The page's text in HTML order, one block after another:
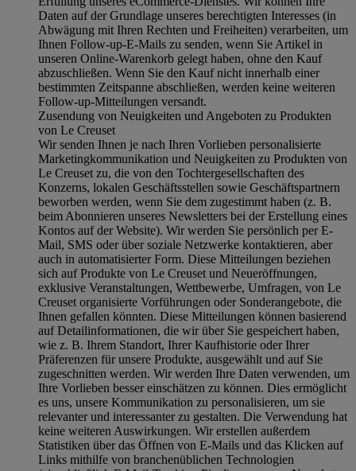
Daten auf der Grundlage unseres berechtigten Interesses (in
Abwägung mit Ihren Rechten und Freiheiten) verarbeiten, um
Ihnen Follow-up-E-Mails zu senden, wenn Sie Artikel in
unseren Online-Warenkorb gelegt haben, ohne den Kauf
abzuschließen. Wenn Sie den Kauf nicht innerhalb einer
bestimmten Zeitspanne abschließen, werden keine weiteren
Follow-up-Mitteilungen versandt.
Zusendung von Neuigkeiten und Angeboten zu Produkten
von Le Creuset
Wir senden Ihnen je nach Ihren Vorlieben personalisierte
Marketingkommunikation und Neuigkeiten zu Produkten von
Le Creuset zu, die von den Tochtergesellschaften des
Konzerns, lokalen Geschäftsstellen sowie Geschäftspartnern
beworben werden, wenn Sie dem zugestimmt haben (z. B.
beim Abonnieren unseres Newsletters bei der Erstellung eines
Kontos auf der Website). Wir werden Sie persönlich per E-
Mail, SMS oder über soziale Netzwerke kontaktieren, aber
auch in automatisierter Form. Diese Mitteilungen beziehen
sich auf Produkte von Le Creuset und Neueröffnungen,
exklusive Veranstaltungen, Wettbewerbe, Umfragen, von Le
Creuset organisierte Vorführungen oder Sonderangebote, die
Ihnen gefallen könnten. Diese Mitteilungen können basierend
auf Detailinformationen, die wir über Sie gespeichert haben,
wie z. B. Ihrem Standort, Ihrer Kaufhistorie oder Ihrer
Präferenzen für unsere Produkte, ausgewählt und auf Sie
zugeschnitten werden. Wir werden Ihre Daten verwenden, um
Ihre Vorlieben besser einschätzen zu können. Dies ermöglicht
es uns, unsere Kommunikation zu personalisieren, um sie
relevanter und interessanter zu gestalten. Die Verwendung hat
keine weiteren Auswirkungen. Wir erstellen außerdem
Statistiken über das Öffnen von E-Mails und das Klicken auf
Links mithilfe von branchenüblichen Technologien